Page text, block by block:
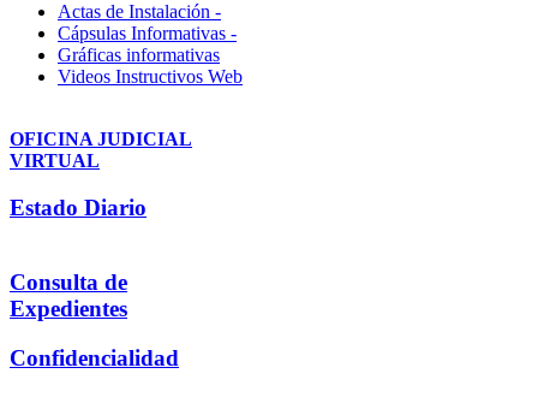
Actas de Instalación -
Cápsulas Informativas -
Gráficas informativas
Videos Instructivos Web
OFICINA JUDICIAL
VIRTUAL
Estado Diario
Consulta de
Expedientes
Confidencialidad